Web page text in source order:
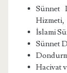
Sünnet
Hizmeti,
İslami
Sünnet
Hacivat